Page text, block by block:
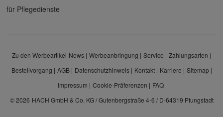
für Pflegedienste
Zu den Werbeartikel-News Werbeanbringung Service
Zahlungsarten
Bestellvorgang
AGB Datenschutzhinweis Kontakt Karriere
Sitemap
Impressum
Cookie-Präferenzen
FAQ
© 2026 HACH GmbH & Co. KG / Gutenbergstraße 4-6 / D-64319 Pfungstadt